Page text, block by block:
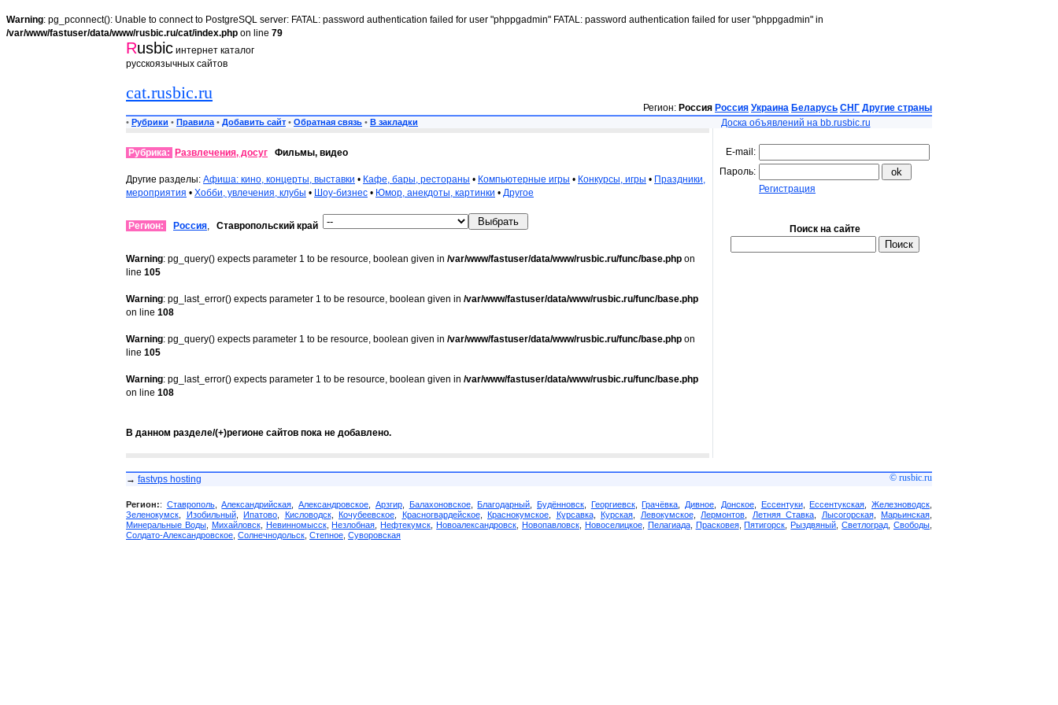
Warning: pg_pconnect(): Unable to connect to PostgreSQL server: FATAL: password authentication failed for user "phppgadmin" FATAL: password authentication failed for user "phppgadmin" in
/var/www/fastuser/data/www/rusbic.ru/cat/index.php on line 79
Rusbic интернет каталог
русскоязычных сайтов
cat.rusbic.ru
Регион: Россия Россия Украина Беларусь СНГ Другие страны
• Рубрики • Правила • Добавить сайт • Обратная связь • В закладки Доска объявлений на bb.rusbic.ru
Рубрика: Развлечения, досуг Фильмы, видео
Другие разделы: Афиша: кино, концерты, выставки • Кафе, бары, рестораны • Компьютерные игры • Конкурсы, игры • Праздники,
мероприятия • Хобби, увлечения, клубы • Шоу-бизнес • Юмор, анекдоты, картинки • Другое
Регион: Россия, Ставропольский край
Warning: pg_query() expects parameter 1 to be resource, boolean given in /var/www/fastuser/data/www/rusbic.ru/func/base.php on
line 105
Warning: pg_last_error() expects parameter 1 to be resource, boolean given in /var/www/fastuser/data/www/rusbic.ru/func/base.php
on line 108
Warning: pg_query() expects parameter 1 to be resource, boolean given in /var/www/fastuser/data/www/rusbic.ru/func/base.php on
line 105
Warning: pg_last_error() expects parameter 1 to be resource, boolean given in /var/www/fastuser/data/www/rusbic.ru/func/base.php
on line 108
В данном разделе/(+)регионе сайтов пока не добавлено.
E-mail:
Пароль:
Регистрация
Поиск на сайте
→ fastvps hosting © rusbic.ru
Регион:: Ставрополь,Александрийская ,Александровское Арзгир, Балахоновское,Благодарный ,Будённовск Георгиевск,Грачёвка Дивное Донское, Ессентуки,Ессентукская ,Железноводск
Зеленокумск
Изобильный, Ипатово Кисловодск, Кочубеевское Красногвардейское, Краснокумское Курсавка, Курская Левокумское, Лермонтов Летняя Ставка Лысогорская, Марьинская
Минеральные Воды, Михайловск, Невинномысск,Незлобная ,Нефтекумск ,Новоалександровск ,Новопавловск Новоселицкое, Пелагиада, Прасковея,Пятигорск ,Рыздвяный ,Светлоград ,Свободы
Солдато-Александровское Солнечнодольск Степное Суворовская